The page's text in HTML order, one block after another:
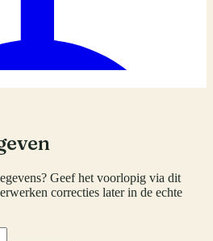
Geef het voorlopig via dit
correcties later in de echte